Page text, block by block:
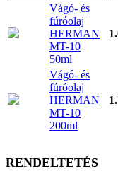
Vágó- és
fúróolaj
HERMAN
MT-10
50ml
Vágó- és
fúróolaj
HERMAN
MT-10
200ml
RENDELTETÉS